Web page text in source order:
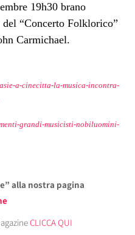
19h30 brano
“Concerto Folklorico”
Carmichael.
a-cinecitta-la-musica-incontra-
grandi-musicisti-nobiluomini-
alla nostra pagina
CLICCA QUI